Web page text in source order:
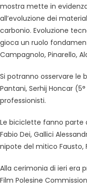
mostra mette in
all’evoluzione dei
carbonio. Evoluzione
gioca un ruolo
Campagnolo, Pinarello,
Si potranno osservare le
Pantani, Serhij Honcar
professionisti.
Le biciclette fanno parte
Fabio Dei, Gallici
nipote del mitico Fausto,
Alla cerimonia di ieri era
Film Polesine